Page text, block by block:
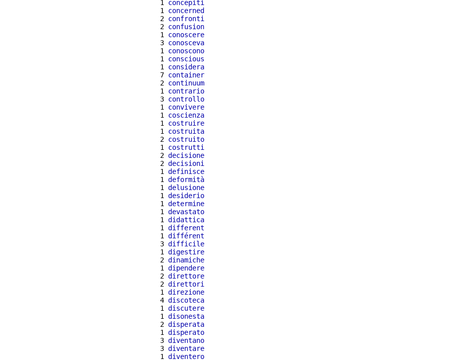
  1
concepiti
  1
concerned
  2
confronti
  2
confusion
  1
conoscere
  3
conosceva
  1
conoscono
  1
conscious
  1
considera
  7
container
  2
continuum
  1
contrario
  3
controllo
  1
convivere
  1
coscienza
  1
costruire
  1
costruita
  2
costruito
  1
costrutti
  2
decisione
  2
decisioni
  1
definisce
  1
deformità
  1
delusione
  1
desiderio
  1
determine
  1
devastato
  1
didattica
  1
different
  1
différent
  3
difficile
  1
digestire
  2
dinamiche
  1
dipendere
  2
direttore
  2
direttori
  1
direzione
  4
discoteca
  1
discutere
  1
disonesta
  2
disperata
  1
disperato
  3
diventano
  3
diventare
  1
diventero